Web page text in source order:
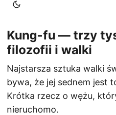
Kung-fu — trzy
filozofii i walki
Najstarsza sztuka walki
bywa, że jej sednem jest
Krótka rzecz o wężu,
nieruchomo.